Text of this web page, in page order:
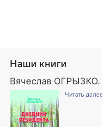
Наши книги
Вячеслав
Читать